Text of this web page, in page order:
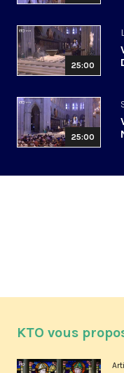
25:00
25:00
KTO vous